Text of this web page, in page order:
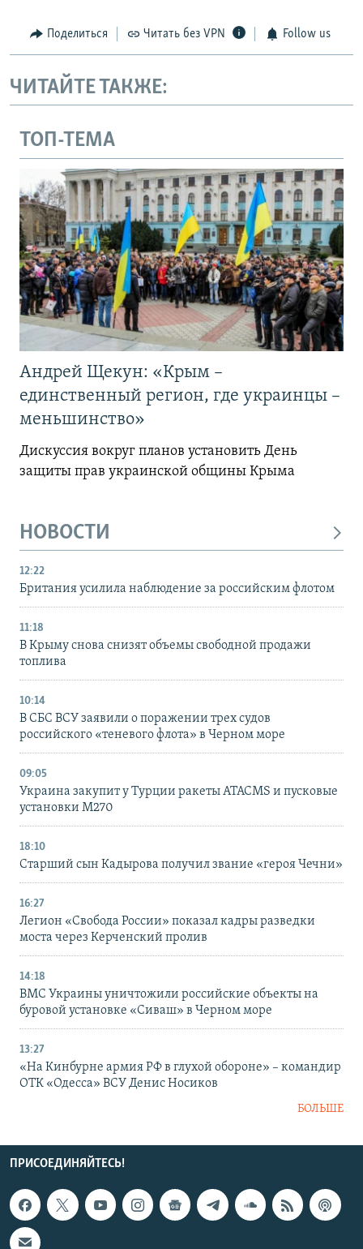
Поделиться Читать без VPN Follow us
ЧИТАЙТЕ ТАКЖЕ:
ТОП-ТЕМА
Андрей Щекун: «Крым –
единственный регион, где украинцы –
меньшинство»
Дискуссия вокруг планов установить День
защиты прав украинской общины Крыма
НОВОСТИ
12:22
Британия усилила наблюдение за российским флотом
11:18
В Крыму снова снизят объемы свободной продажи
топлива
10:14
В СБС ВСУ заявили о поражении трех судов
российского «теневого флота» в Черном море
09:05
Украина закупит у Турции ракеты ATACMS и пусковые
установки M270
18:10
Старший сын Кадырова получил звание «героя Чечни»
16:27
Легион «Свобода России» показал кадры разведки
моста через Керченский пролив
14:18
ВМС Украины уничтожили российские объекты на
буровой установке «Сиваш» в Черном море
13:27
«На Кинбурне армия РФ в глухой обороне» – командир
ОТК «Одесса» ВСУ Денис Носиков
БОЛЬШЕ
ПРИСОЕДИНЯЙТЕСЬ!